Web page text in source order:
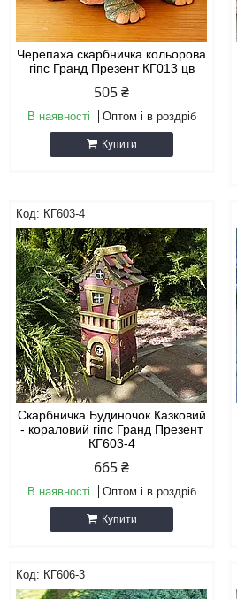
Черепаха скарбничка кольорова
гіпс Гранд Презент КГ013 цв
505 ₴
В наявності Оптом і в роздріб
Купити
КГ603-4
Скарбничка Будиночок Казковий
- кораловий гіпс Гранд Презент
КГ603-4
665 ₴
В наявності Оптом і в роздріб
Купити
КГ606-3